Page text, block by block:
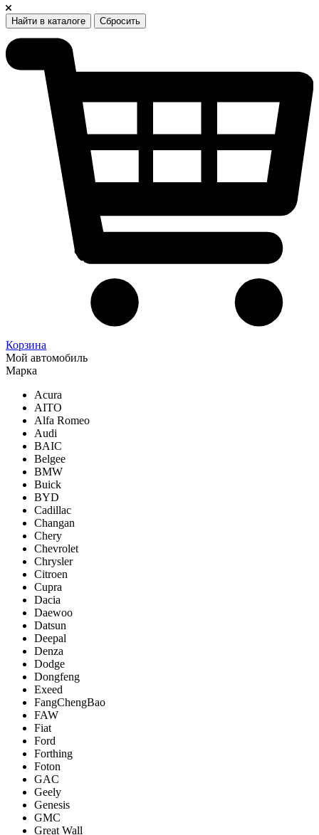
Найти в каталоге Сбросить
Корзина
Мой автомобиль
Марка
Acura
AITO
Alfa Romeo
Audi
BAIC
Belgee
BMW
Buick
BYD
Cadillac
Changan
Chery
Chevrolet
Chrysler
Citroen
Cupra
Dacia
Daewoo
Datsun
Deepal
Denza
Dodge
Dongfeng
Exeed
FangChengBao
FAW
Fiat
Ford
Forthing
Foton
GAC
Geely
Genesis
GMC
Great Wall